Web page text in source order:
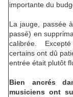
importante du
La jauge, passée
passé) en
calibrée.
certains ont dû
entrée était plutôt
Bien ancrés
musiciens ont